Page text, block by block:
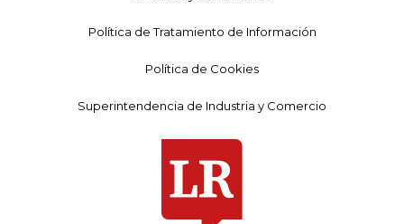
Política de Tratamiento de Información
Política de Cookies
Superintendencia de Industria y Comercio